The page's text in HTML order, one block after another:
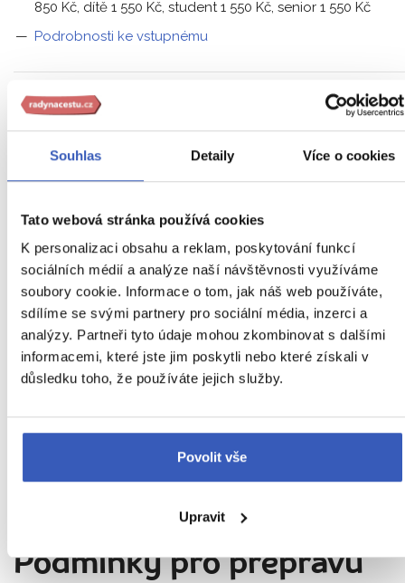
Souhlas Detaily Více o cookies
Tato webová stránka používá cookies
K personalizaci obsahu a reklam, poskytování funkcí
sociálních médií a analýze naší návštěvnosti využíváme
soubory cookie. Informace o tom, jak náš web používáte,
sdílíme se svými partnery pro sociální média, inzerci a
analýzy. Partneři tyto údaje mohou zkombinovat s dalšími
informacemi, které jste jim poskytli nebo které získali v
důsledku toho, že používáte jejich služby.
Povolit vše
Upravit
850 Kč, dítě 1 550 Kč, student 1 550 Kč, senior 1 550 Kč
Podrobnosti ke vstupnému
Kde budete ubytováni?
ubytování v hotelích v jednolůžkových, dvoulůžkových a
ubytování je v menších pokojích s vlastním soc.
Jak je to s jídlem?
snídaně v hotelu jsou podávány formou bufetu
možností občerstvení
Podmínky pro přepravu